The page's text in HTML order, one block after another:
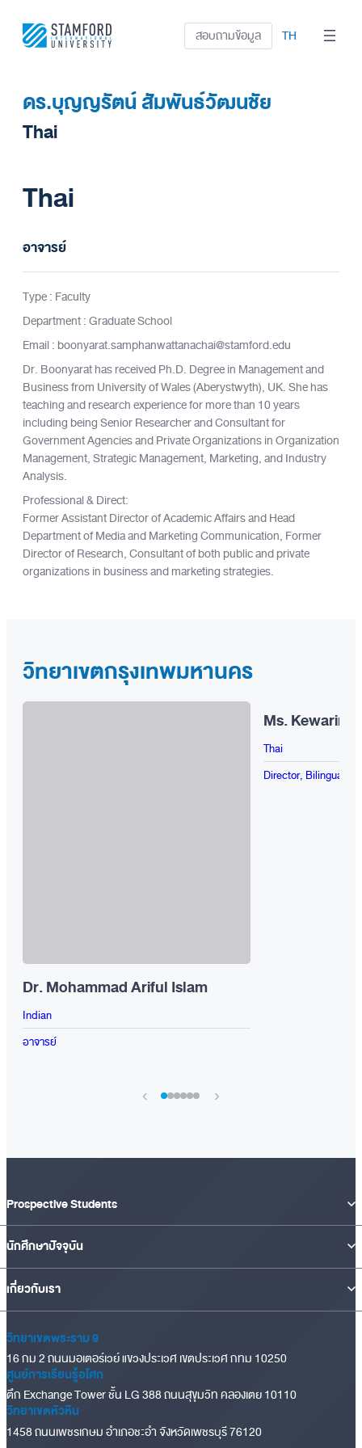
สอบถามข้อมูล TH
ดร.บุญญรัตน์ สัมพันธ์วัฒนชัย
Thai
Thai
อาจารย์
Type : Faculty
Department : Graduate School
Email : boonyarat.samphanwattanachai@stamford.edu
Dr. Boonyarat has received Ph.D. Degree in Management and
Business from University of Wales (Aberystwyth), UK. She has
teaching and research experience for more than 10 years
including being Senior Researcher and Consultant for
Government Agencies and Private Organizations in Organization
Management, Strategic Management, Marketing, and Industry
Analysis.
Professional & Direct:
Former Assistant Director of Academic Affairs and Head
Department of Media and Marketing Communication, Former
Director of Research, Consultant of both public and private
organizations in business and marketing strategies.
วิทยาเขตกรุงเทพมหานคร
Dr. Mohammad Ariful Islam
Indian
อาจารย์
Ms. Kewarin
Thai
Director, Bilingual
‹ ›
Prospective Students
นักศึกษาปัจจุบัน
เกี่ยวกับเรา
วิทยาเขตพระราม 9
16 กม 2 ถนนมอเตอร์เวย์ แขวงประเวศ เขตประเวศ กทม 10250
ศูนย์การเรียนรู้อโศก
ตึก Exchange Tower ชั้น LG 388 ถนนสุขุมวิท คลองเตย 10110
วิทยาเขตหัวหิน
1458 ถนนเพชรเกษม อำเภอชะอำ จังหวัดเพชรบุรี 76120